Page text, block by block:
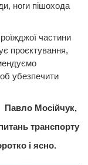
ноги пішохода
частини
проєктування,
убезпечити
Павло Мосійчук,
транспорту
і ясно.